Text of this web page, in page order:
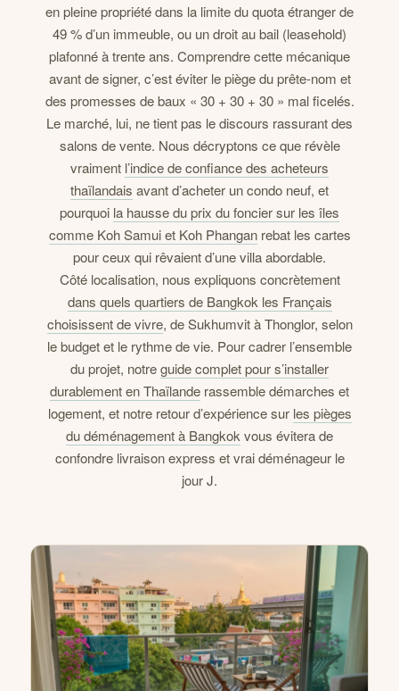
en pleine propriété dans la limite du quota étranger de
49 % d’un immeuble, ou un droit au bail (leasehold)
plafonné à trente ans. Comprendre cette mécanique
avant de signer, c’est éviter le piège du prête-nom et
des promesses de baux « 30 + 30 + 30 » mal ficelés.
Le marché, lui, ne tient pas le discours rassurant des
salons de vente. Nous décryptons ce que révèle
vraiment l’indice de confiance des acheteurs
thaïlandais avant d’acheter un condo neuf, et
pourquoi la hausse du prix du foncier sur les îles
comme Koh Samui et Koh Phanganrebat les cartes
pour ceux qui rêvaient d’une villa abordable.
Côté localisation, nous expliquons concrètement
dans quels quartiers de Bangkok les Français
choisissent de vivre, de Sukhumvit à Thonglor, selon
le budget et le rythme de vie. Pour cadrer l’ensemble
du projet, notreguide complet pour s’installer
durablement en Thaïlande rassemble démarches et
logement, et notre retour d’expérience sur les pièges
du déménagement à Bangkok vous évitera de
confondre livraison express et vrai déménageur le
jour J.